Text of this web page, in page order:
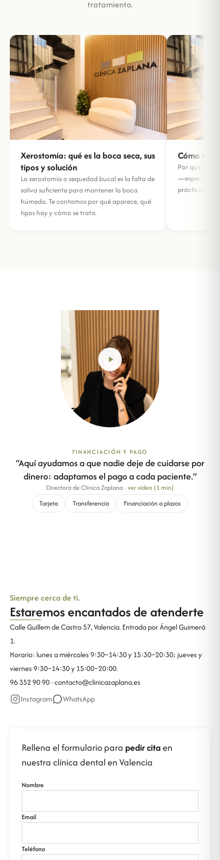
tratamiento.
Xerostomía: qué es la boca seca, sus
tipos y solución
La xerostomía o sequedad bucal es la falta de
saliva suficiente para mantener la boca
húmeda. Te contamos por qué aparece, qué
tipos hay y cómo se trata.
Cómo
Por qué
prácticos
FINANCIACIÓN Y PAGO
“Aquí ayudamos a que nadie deje de cuidarse por
dinero: adaptamos el pago a cada paciente.”
Directora de Clínica Zaplana · ver vídeo (1 min)
Tarjeta
Transferencia Financiación a plazos
Siempre cerca de ti.
Estaremos encantados de atenderte
Calle Guillem de Castro 57, Valencia. Entrada por Ángel Guimerá
1.
Horario: lunes a miércoles 9:30–14:30 y 15:30–20:30; jueves y
viernes 9:30–14:30 y 15:00–20:00.
96 352 90 90 ·contacto@clinicazaplana.es
Instagram
WhatsApp
Rellena el formulario para pedir citaen
nuestra clínica dental en Valencia
Nombre
Email
Teléfono